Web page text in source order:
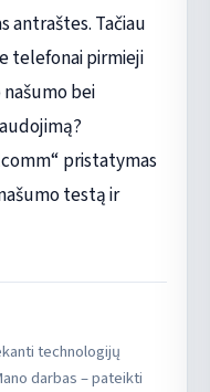
antraštes. Tačiau
telefonai pirmieji
bei
pristatymas
testą ir
technologijų
darbas – pateikti